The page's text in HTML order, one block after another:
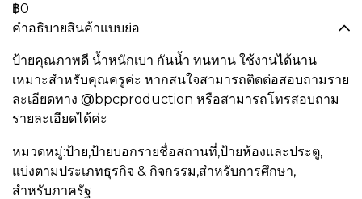
฿0
คำอธิบายสินค้าแบบย่อ
ป้ายคุณภาพดี น้ำหนักเบา กันน้ำ ทนทาน ใช้งานได้นาน
เหมาะสำหรับคุณครูค่ะ หากสนใจสามารถติดต่อสอบถามราย
ละเอียดทาง @bpcproduction หรือสามารถโทรสอบถาม
รายละเอียดได้ค่ะ
หมวดหมู่:ป้าย,ป้ายบอกรายชื่อสถานที่,ป้ายห้องและประตู,
แบ่งตามประเภทธุรกิจ & กิจกรรม,สำหรับการศึกษา,
สำหรับภาครัฐ